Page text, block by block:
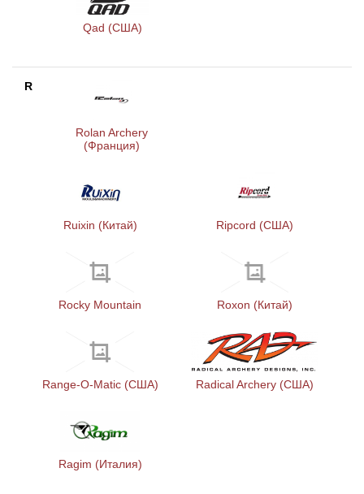
Qad (США)
R
Rolan Archery
(Франция)
Ruixin (Китай) Ripcord (США)
Rocky Mountain Roxon (Китай)
Range-O-Matic (США) Radical Archery (США)
Ragim (Италия)